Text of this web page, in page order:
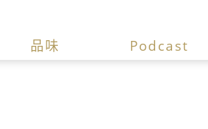
品味 Podcast